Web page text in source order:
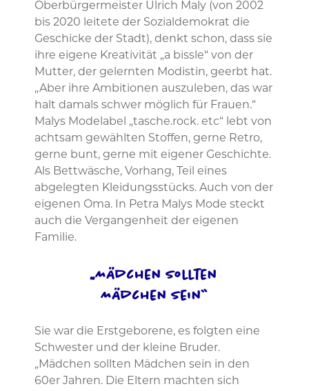
Oberbürgermeister Ulrich Maly (von 2002
bis 2020 leitete der Sozialdemokrat die
Geschicke der Stadt), denkt schon, dass sie
ihre eigene Kreativität „a bissle“ von der
Mutter, der gelernten Modistin, geerbt hat.
„Aber ihre Ambitionen auszuleben, das war
halt damals schwer möglich für Frauen.“
Malys Modelabel „tasche.rock. etc“ lebt von
achtsam gewählten Stoffen, gerne Retro,
gerne bunt, gerne mit eigener Geschichte.
Als Bettwäsche, Vorhang, Teil eines
abgelegten Kleidungsstücks. Auch von der
eigenen Oma. In Petra Malys Mode steckt
auch die Vergangenheit der eigenen
Familie.
„Mädchen sollten
Mädchen sein“
Sie war die Erstgeborene, es folgten eine
Schwester und der kleine Bruder.
„Mädchen sollten Mädchen sein in den
60er Jahren. Die Eltern machten sich